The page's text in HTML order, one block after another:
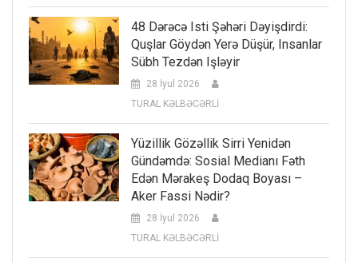
48 Dərəcə Isti Şəhəri Dəyişdirdi:
Quşlar Göydən Yerə Düşür, Insanlar
Sübh Tezdən Işləyir
28 İyul 2026
TURAL KƏLBƏCƏRLİ
Yüzillik Gözəllik Sirri Yenidən
Gündəmdə: Sosial Medianı Fəth
Edən Mərakeş Dodaq Boyası –
Aker Fassi Nədir?
28 İyul 2026
TURAL KƏLBƏCƏRLİ